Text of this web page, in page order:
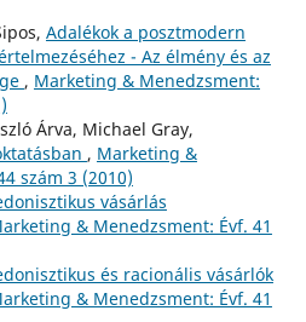
Adalékok a posztmodern
- Az élmény és az
, Marketing & Menedzsment:
Árva, Michael Gray,
, Marketing &
szám 3 (2010)
vásárlás
& Menedzsment: Évf. 41
és racionális vásárlók
& Menedzsment: Évf. 41